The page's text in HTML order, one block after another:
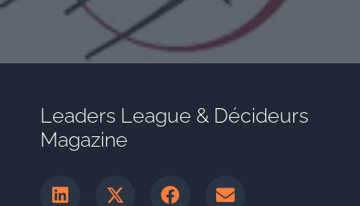
Leaders League & Décideurs
Magazine